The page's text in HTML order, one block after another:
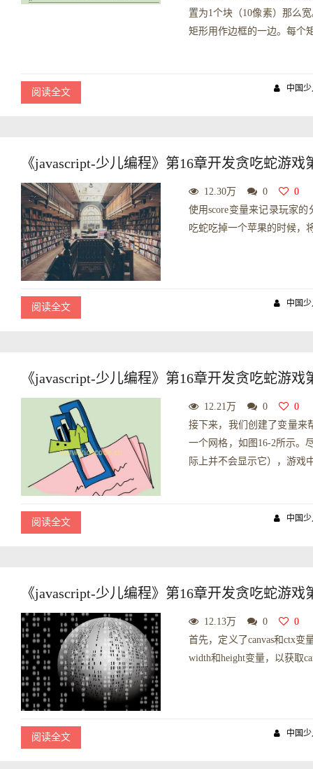
置为1个块（10像素）那么
矩形用作边框的一边。每个
阅读全文 中国
《javascript-少儿编程》第16章开发贪吃蛇游戏
12.30万 0 0
使用score变量来记录玩家
吃蛇吃掉一个苹果的时候，
阅读全文 中国
《javascript-少儿编程》第16章开发贪吃蛇游
12.21万 0 0
接下来，我们创建了变量来
一个网格，如图16-2所示。
际上并不会显示它），游戏
阅读全文 中国
《javascript-少儿编程》第16章开发贪吃蛇游戏
12.13万 0 0
首先，定义了canvas和ctx
width和height变量，以获取
阅读全文 中国